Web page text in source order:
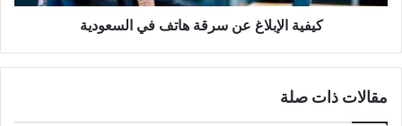
كيفية الإبلاغ عن سرقة هاتف في السعودية
مقالات ذات صلة